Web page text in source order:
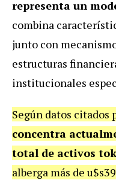
representa un
combina
junto con
estructuras
institucionales
Según datos citados
concentra
total de activos
alberga más de